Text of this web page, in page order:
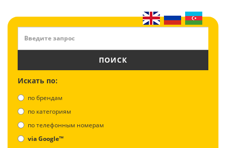
ПОИСК
Искать по:
по брендам
по категориям
по телефонным номерам
via Google™